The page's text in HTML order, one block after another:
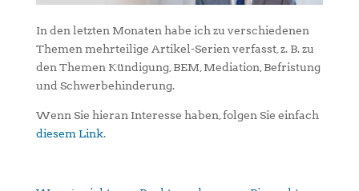
In den letzten Monaten habe ich zu verschiedenen
Themen mehrteilige Artikel-Serien verfasst, z. B. zu
den Themen Kündigung, BEM, Mediation, Befristung
und Schwerbehinderung.
Wenn Sie hieran Interesse haben, folgen Sie einfach
diesem Link.